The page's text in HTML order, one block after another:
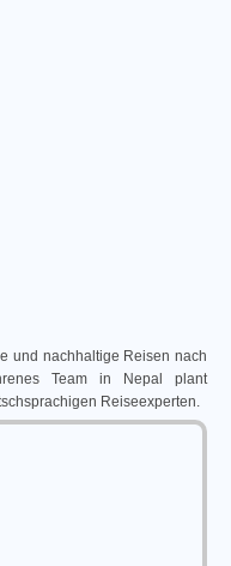
und nachhaltige Reisen nach
Team in Nepal plant
Reiseexperten.